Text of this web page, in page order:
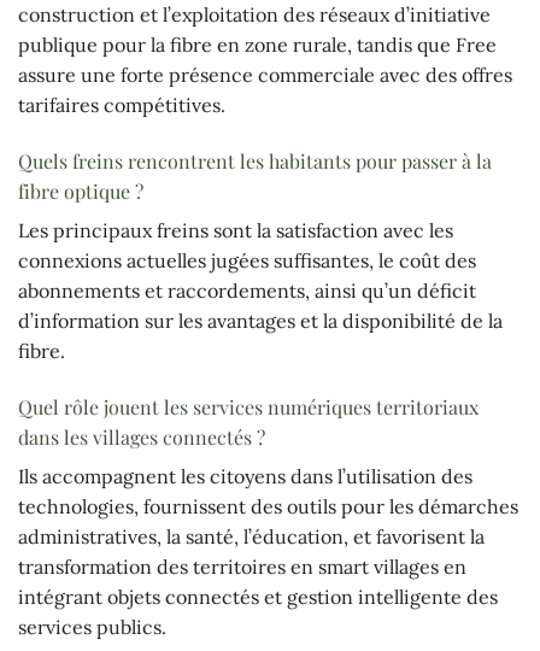
construction et l’exploitation des réseaux d’initiative
publique pour la fibre en zone rurale, tandis que Free
assure une forte présence commerciale avec des offres
tarifaires compétitives.
Quels freins rencontrent les habitants pour passer à la
fibre optique ?
Les principaux freins sont la satisfaction avec les
connexions actuelles jugées suffisantes, le coût des
abonnements et raccordements, ainsi qu’un déficit
d’information sur les avantages et la disponibilité de la
fibre.
Quel rôle jouent les services numériques territoriaux
dans les villages connectés ?
Ils accompagnent les citoyens dans l’utilisation des
technologies, fournissent des outils pour les démarches
administratives, la santé, l’éducation, et favorisent la
transformation des territoires en smart villages en
intégrant objets connectés et gestion intelligente des
services publics.